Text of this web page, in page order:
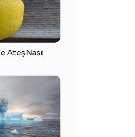
Ateş Nasıl